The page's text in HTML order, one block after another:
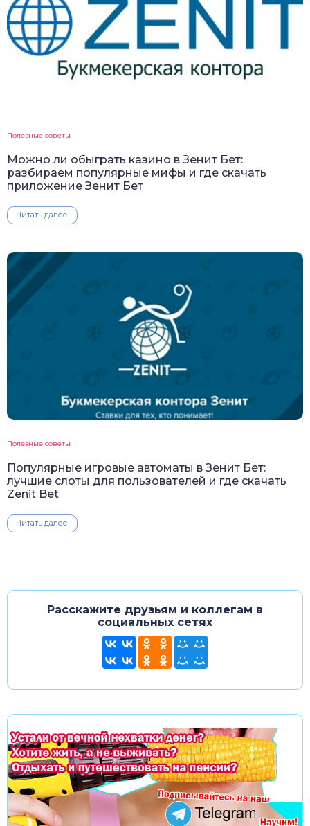
Полезные советы
Можно ли обыграть казино в Зенит Бет:
разбираем популярные мифы и где скачать
приложение Зенит Бет
Читать далее
Полезные советы
Популярные игровые автоматы в Зенит Бет:
лучшие слоты для пользователей и где скачать
Zenit Bet
Читать далее
Расскажите друзьям и коллегам в
социальных сетях